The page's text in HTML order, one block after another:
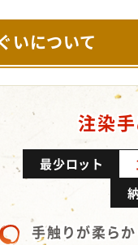
いについて
注染
最少ロット
手触りが柔ら